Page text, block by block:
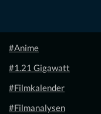
#Anime
#1.21 Gigawatt
#Filmkalender
#Filmanalysen